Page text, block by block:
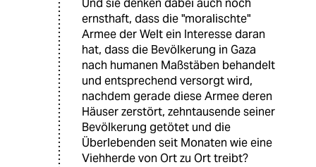
Und sie denken dabei auch noch
ernsthaft, dass die "moralischte"
Armee der Welt ein Interesse daran
hat, dass die Bevölkerung in Gaza
nach humanen Maßstäben behandelt
und entsprechend versorgt wird,
nachdem gerade diese Armee deren
Häuser zerstört, zehntausende seiner
Bevölkerung getötet und die
Überlebenden seit Monaten wie eine
Viehherde von Ort zu Ort treibt?